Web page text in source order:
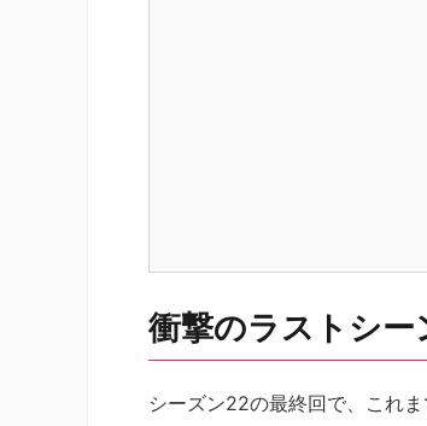
衝撃のラストシー
シーズン22の最終回で、これ